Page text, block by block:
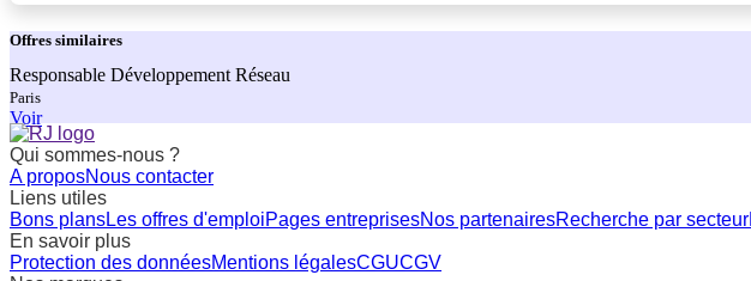
Offres similaires
Responsable Développement Réseau
Paris
Voir
Qui sommes-nous ?
A proposNous contacter
Liens utiles
Bons plansLes offres d'emploiPages entreprisesNos partenairesRecherche par secteur
En savoir plus
Protection des donnéesMentions légalesCGUCGV